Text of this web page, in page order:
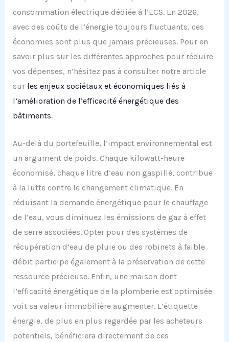
consommation électrique dédiée à l’ECS. En 2026,
avec des coûts de l’énergie toujours fluctuants, ces
économies sont plus que jamais précieuses. Pour en
savoir plus sur les différentes approches pour réduire
vos dépenses, n’hésitez pas à consulter notre article
sur les enjeux sociétaux et économiques liés à
l’amélioration de l’efficacité énergétique des
bâtiments.
Au-delà du portefeuille, l’impact environnemental est
un argument de poids. Chaque kilowatt-heure
économisé, chaque litre d’eau non gaspillé, contribue
à la lutte contre le changement climatique. En
réduisant la demande énergétique pour le chauffage
de l’eau, vous diminuez les émissions de gaz à effet
de serre associées. Opter pour des systèmes de
récupération d’eau de pluie ou des robinets à faible
débit participe également à la préservation de cette
ressource précieuse. Enfin, une maison dont
l’efficacité énergétique de la plomberie est optimisée
voit sa valeur immobilière augmenter. L’étiquette
énergie, de plus en plus regardée par les acheteurs
potentiels, bénéficiera directement de ces